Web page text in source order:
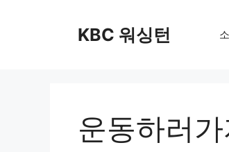
KBC 워싱턴
운동하러